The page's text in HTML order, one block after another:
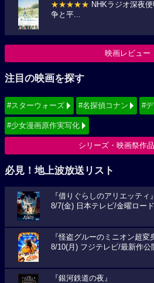
★★★★★ NHKラジオ深夜
争と平...
映画レビュー
注目の映画を探す
#スターウォーズ #名探偵コナン #
#少女漫画原作実写化
シリーズ・映画祭作
必見！地上波放送リスト
『借りぐらしのアリエッティ』
8/7(金) 日本テレビ/金曜ロー
『怪盗グルーのミニオン超変
8/10(月) フジテレビ/最新作公
『銀河鉄道の夜』